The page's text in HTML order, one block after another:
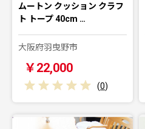
ムートン クッション クラフ
ト トープ 40cm …
大阪府羽曳野市
￥22,000
(0)